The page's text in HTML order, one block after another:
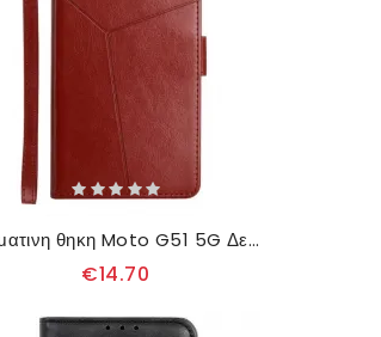
δερματινη θηκη Moto G51 5G Δερμάτινο Στυλ Geo Y Design
€14.70